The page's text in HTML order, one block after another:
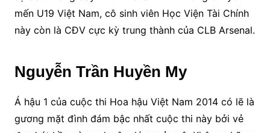
mến U19 Việt Nam, cô sinh viên Học Viện Tài Chính
này còn là CĐV cực kỳ trung thành của CLB Arsenal.
Nguyễn Trần Huyền My
Á hậu 1 của cuộc thi Hoa hậu Việt Nam 2014 có lẽ là
gương mặt đình đám bậc nhất cuộc thi này bởi vẻ